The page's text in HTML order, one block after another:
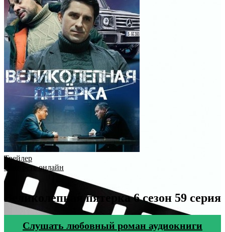
Трейлер
Смотреть онлайн
Великолепная пятерка 6 сезон 59 серия
Cлушать любовный роман аудиокниги